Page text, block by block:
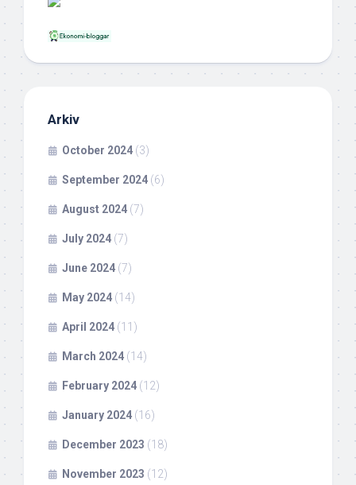
Arkiv
October 2024 (3)
September 2024 (6)
August 2024 (7)
July 2024 (7)
June 2024 (7)
May 2024 (14)
April 2024 (11)
March 2024 (14)
February 2024 (12)
January 2024 (16)
December 2023 (18)
November 2023 (12)